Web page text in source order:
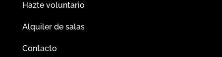
Hazte voluntario
Alquiler de salas
Contacto